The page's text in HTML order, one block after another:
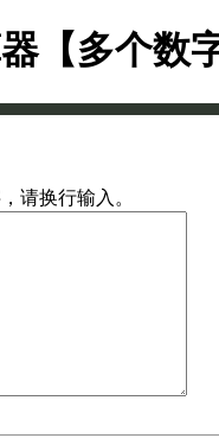
【多个数
请换行输入。